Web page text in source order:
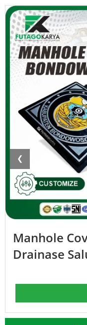
❮
Manhole
Drainase